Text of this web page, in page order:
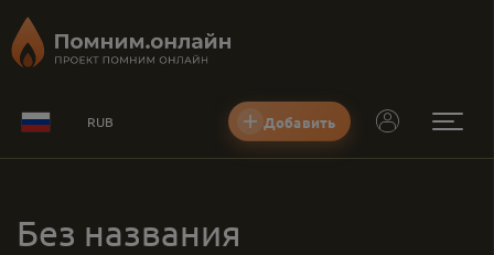
RUB Добавить
Без названия